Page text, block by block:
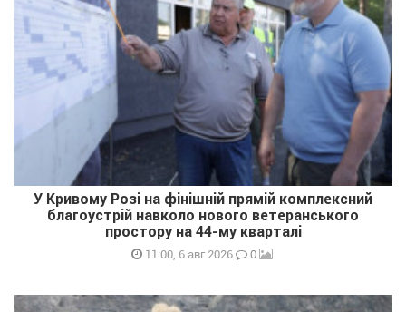
У Кривому Розі на фінішній прямій комплексний
благоустрій навколо нового ветеранського
простору на 44-му кварталі
11:00, 6 авг 2026 0